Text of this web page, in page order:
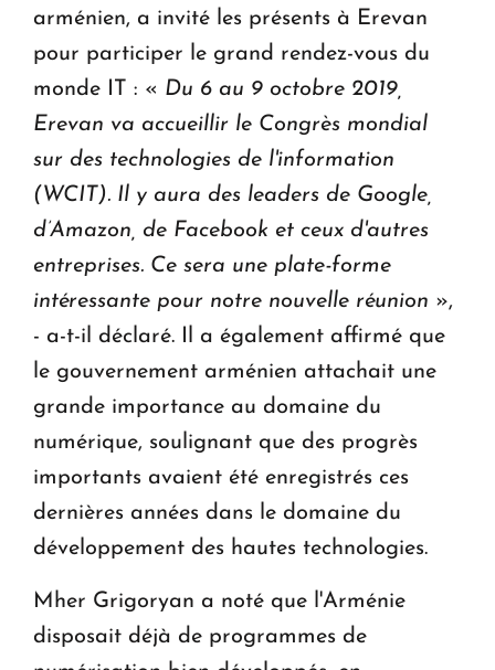
arménien, a invité les présents à Erevan
pour participer le grand rendez-vous du
monde IT : « Du 6 au 9 octobre 2019,
Erevan va accueillir le Congrès mondial
sur des technologies de l'information
(WCIT). Il y aura des leaders de Google,
d’Amazon, de Facebook et ceux d'autres
entreprises. Ce sera une plate-forme
intéressante pour notre nouvelle réunion »,
- a-t-il déclaré. Il a également affirmé que
le gouvernement arménien attachait une
grande importance au domaine du
numérique, soulignant que des progrès
importants avaient été enregistrés ces
dernières années dans le domaine du
développement des hautes technologies.
Mher Grigoryan a noté que l'Arménie
disposait déjà de programmes de